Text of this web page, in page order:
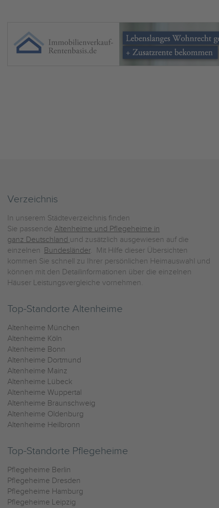
Verzeichnis
In unserem Städteverzeichnis finden
Sie passende Altenheime und Pflegeheime in
ganz Deutschland und zusätzlich ausgewiesen auf die
einzelnen Bundesländer. Mit Hilfe dieser Übersichten
kommen Sie schnell zu Ihrer persönlichen Heimauswahl und
können mit den Detailinformationen über die einzelnen
Häuser Leistungsvergleiche vornehmen.
Top-Standorte Altenheime
Altenheime München
Altenheime Köln
Altenheime Bonn
Altenheime Dortmund
Altenheime Mainz
Altenheime Lübeck
Altenheime Wuppertal
Altenheime Braunschweig
Altenheime Oldenburg
Altenheime Heilbronn
Top-Standorte Pflegeheime
Pflegeheime Berlin
Pflegeheime Dresden
Pflegeheime Hamburg
Pflegeheime Leipzig